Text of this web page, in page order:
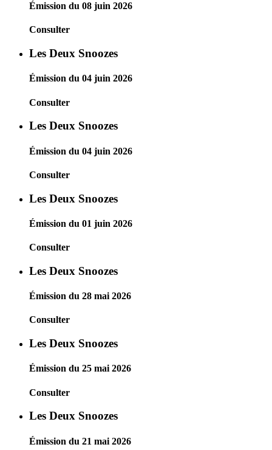
Émission du 08 juin 2026
Consulter
Les Deux Snoozes
Émission du 04 juin 2026
Consulter
Les Deux Snoozes
Émission du 04 juin 2026
Consulter
Les Deux Snoozes
Émission du 01 juin 2026
Consulter
Les Deux Snoozes
Émission du 28 mai 2026
Consulter
Les Deux Snoozes
Émission du 25 mai 2026
Consulter
Les Deux Snoozes
Émission du 21 mai 2026